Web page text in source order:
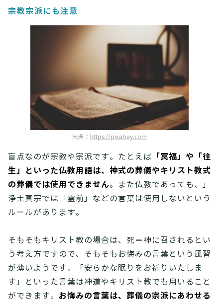
宗教宗派にも注意
出典： https://pixabay.com
盲点なのが宗教や宗派です。たとえば 「冥福」や「往
生」といった仏教用語は、神式の葬儀やキリスト教式
の葬儀では使用できません。また仏教であっても、」
浄土真宗では「霊前」などの言葉は使用しないという
ルールがあります。
そもそもキリスト教の場合は、死＝神に召されるとい
う考え方ですので、そもそもお悔みの言葉という風習
が薄いようです。「安らかな眠りをお祈りいたしま
す」といった言葉は神道やキリスト教でも用いること
ができます。 お悔みの言葉は、葬儀の宗派にあわせる